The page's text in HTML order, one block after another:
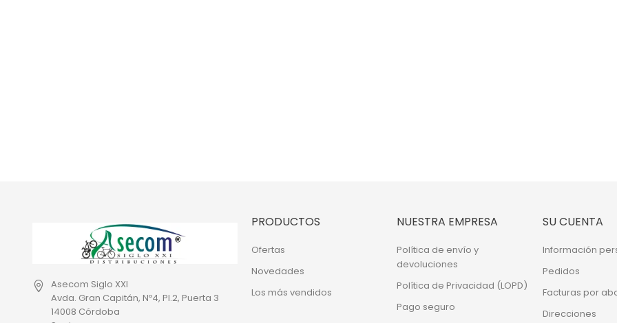
Asecom Siglo XXI
Avda. Gran Capitán, Nº4, Pl.2, Puerta 3
14008 Córdoba
PRODUCTOS
Ofertas
Novedades
Los más vendidos
NUESTRA EMPRESA
Política de envío y
devoluciones
Política de Privacidad (LOPD)
Pago seguro
SU CUENTA
Información
Pedidos
Facturas por
Direcciones